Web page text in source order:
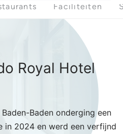
Faciliteiten
Royal Hotel
Baden onderging een
in 2024 en werd een verfijnd